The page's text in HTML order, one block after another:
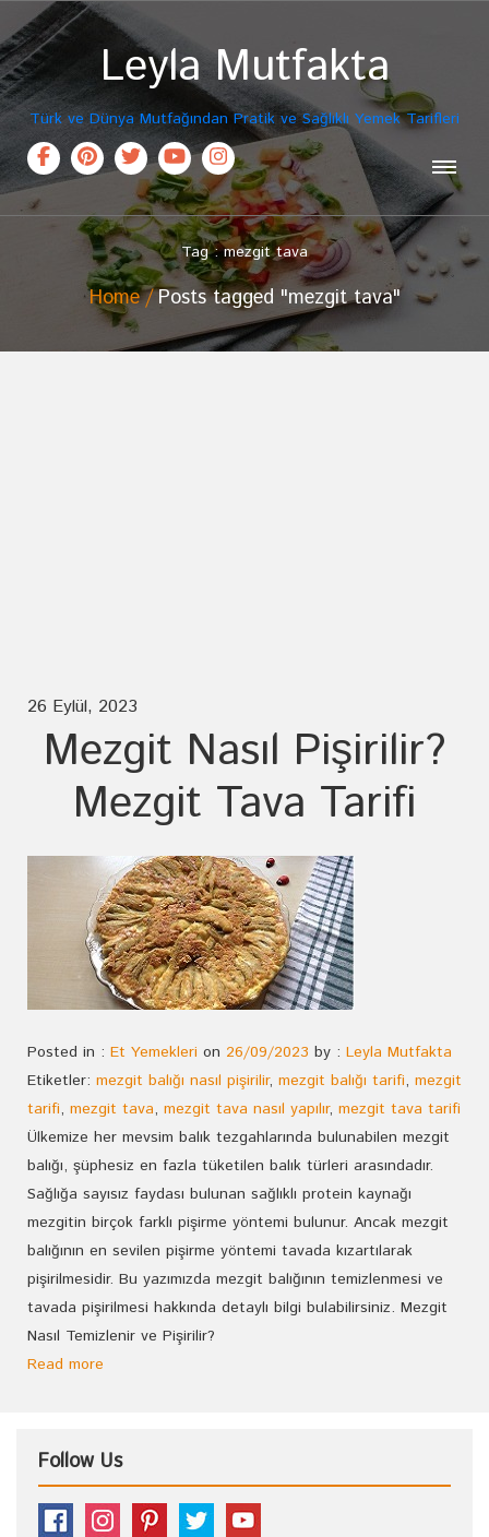
Leyla Mutfakta
Türk ve Dünya Mutfağından Pratik ve Sağlıklı Yemek Tarifleri
Tag : mezgit tava
Home Posts tagged "mezgit tava"
26 Eylül, 2023
Mezgit Nasıl Pişirilir?
Mezgit Tava Tarifi
Posted in : Et Yemekleri on 26/09/2023 by : Leyla Mutfakta
Etiketler: mezgit balığı nasıl pişirilir, mezgit balığı tarifi, mezgit
tarifi, mezgit tava, mezgit tava nasıl yapılır, mezgit tava tarifi
Ülkemize her mevsim balık tezgahlarında bulunabilen mezgit
balığı, şüphesiz en fazla tüketilen balık türleri arasındadır.
Sağlığa sayısız faydası bulunan sağlıklı protein kaynağı
mezgitin birçok farklı pişirme yöntemi bulunur. Ancak mezgit
balığının en sevilen pişirme yöntemi tavada kızartılarak
pişirilmesidir. Bu yazımızda mezgit balığının temizlenmesi ve
tavada pişirilmesi hakkında detaylı bilgi bulabilirsiniz. Mezgit
Nasıl Temizlenir ve Pişirilir?
Read more
Follow Us